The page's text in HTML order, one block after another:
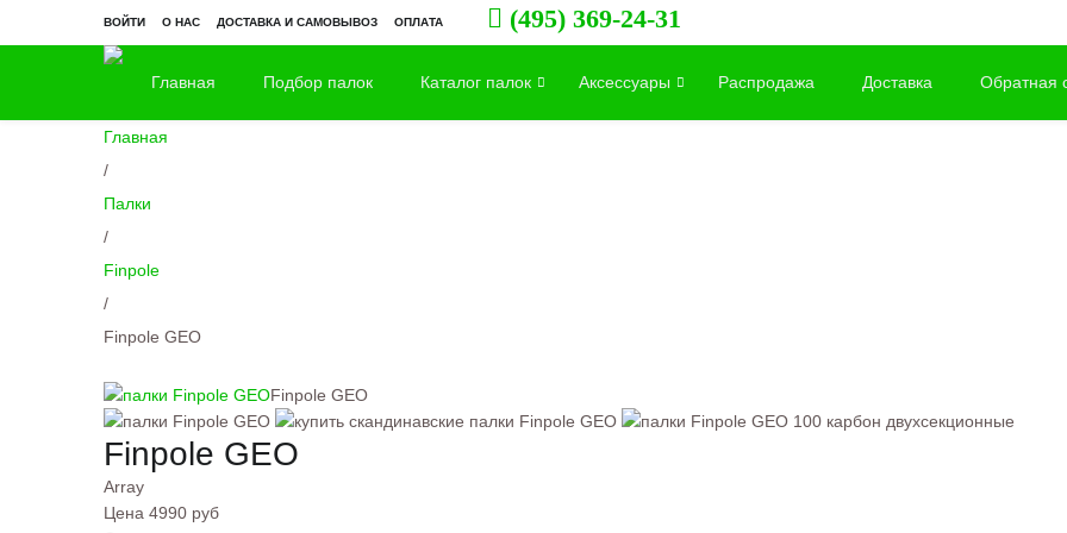
ВОЙТИ О НАС ДОСТАВКА И САМОВЫВОЗ ОПЛАТА (495) 369-24-31
Главная Подбор палок Каталог палок Аксессуары Распродажа Доставка Обратная
Главная
/
Палки
/
Finpole
/
Finpole GEO
Finpole GEO
Finpole GEO
Array
Цена 4990 руб